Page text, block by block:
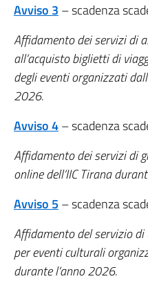
Avviso 3 – scadenza
Affidamento dei servizi di
all’acquisto biglietti di
degli eventi organizzati
2026.
Avviso 4– scadenza
Affidamento dei servizi di
online dell’IIC Tirana
Avviso 5 – scadenza
Affidamento del servizio
per eventi culturali
durante l’anno 2026.